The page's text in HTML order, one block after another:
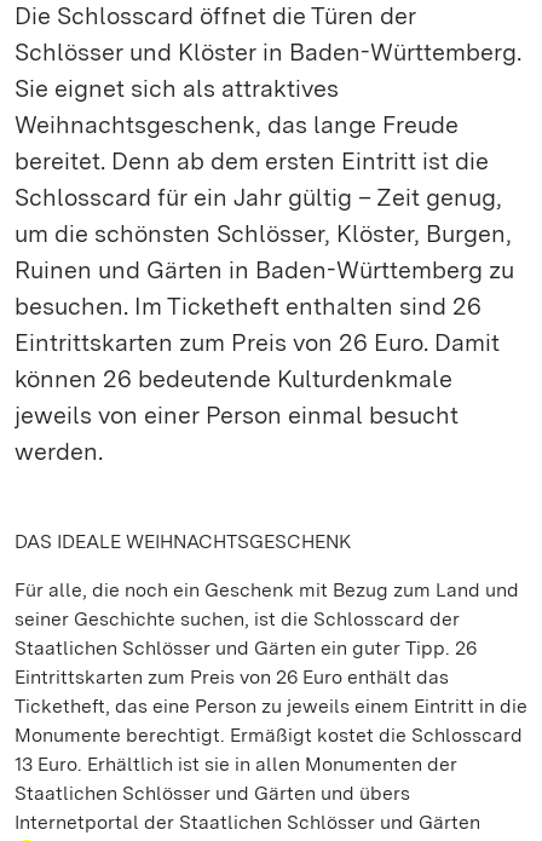
Die Schlosscard öffnet die Türen der
Schlösser und Klöster in Baden-Württemberg.
Sie eignet sich als attraktives
Weihnachtsgeschenk, das lange Freude
bereitet. Denn ab dem ersten Eintritt ist die
Schlosscard für ein Jahr gültig – Zeit genug,
um die schönsten Schlösser, Klöster, Burgen,
Ruinen und Gärten in Baden-Württemberg zu
besuchen. Im Ticketheft enthalten sind 26
Eintrittskarten zum Preis von 26 Euro. Damit
können 26 bedeutende Kulturdenkmale
jeweils von einer Person einmal besucht
werden.
DAS IDEALE WEIHNACHTSGESCHENK
Für alle, die noch ein Geschenk mit Bezug zum Land und
seiner Geschichte suchen, ist die Schlosscard der
Staatlichen Schlösser und Gärten ein guter Tipp. 26
Eintrittskarten zum Preis von 26 Euro enthält das
Ticketheft, das eine Person zu jeweils einem Eintritt in die
Monumente berechtigt. Ermäßigt kostet die Schlosscard
13 Euro. Erhältlich ist sie in allen Monumenten der
Staatlichen Schlösser und Gärten und übers
Internetportal der Staatlichen Schlösser und Gärten